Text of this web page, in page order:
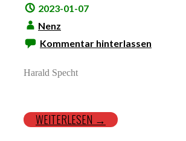
2023-01-07
Nenz
Kommentar hinterlassen
Harald Specht
WEITERLESEN →